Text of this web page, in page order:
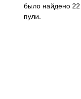
было найдено 22
пули.